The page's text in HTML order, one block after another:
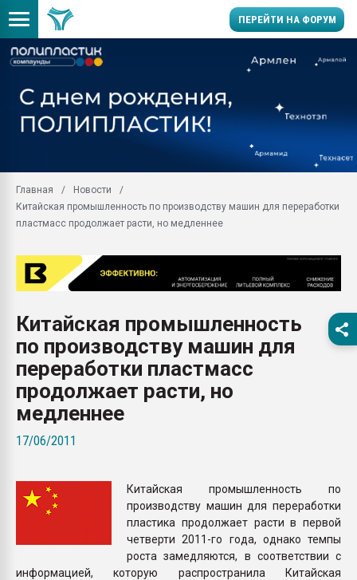
ПЕРЕЙТИ НА ФОРУМ
заводу пластмасс"
28.07.2026
первый план в
28.07.2026
ситуацией на
Всё, что касается
Главная
Новости
Китайская промышленность по производству машин для переработки
пластмасс продолжает расти, но медленнее
Китайская промышленность
по производству машин для
переработки пластмасс
продолжает расти, но
медленнее
17/06/2011
Китайская промышленность по
производству машин для переработки
пластика продолжает расти в первой
четверти 2011-го года, однако темпы
роста замедляются, в соответствии с
информацией, которую распространила Китайская